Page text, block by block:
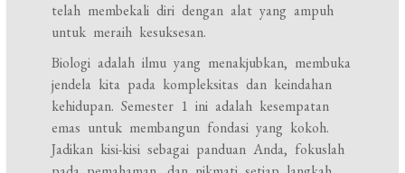
telah membekali diri dengan alat yang ampuh
untuk meraih kesuksesan.
Biologi adalah ilmu yang menakjubkan, membuka
jendela kita pada kompleksitas dan keindahan
kehidupan. Semester 1 ini adalah kesempatan
emas untuk membangun fondasi yang kokoh.
Jadikan kisi-kisi sebagai panduan Anda, fokuslah